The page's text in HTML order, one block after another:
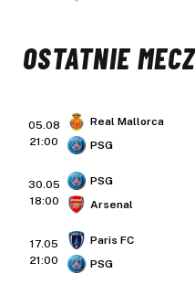
OSTATNIE
05.08
21:00
Real Mallorca
PSG
30.05
18:00
PSG
Arsenal
17.05
21:00
Paris FC
PSG